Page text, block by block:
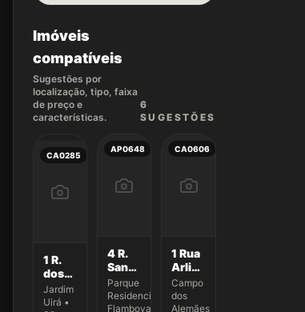
Imóveis
compatíveis
Sugestões por
localização, tipo, faixa
de preço e
características.
6
SUGESTÕES
CA0285
1 R.
dos
Jaburus
270
Jardim
Uirá •
AP0648
4 R.
Sandro
Bezerra
da
Silva
Parque
Residencial
Flamboyant
CA0606
1 Rua
Arlinda
Pereira
Dias
Campo
dos
Alemães